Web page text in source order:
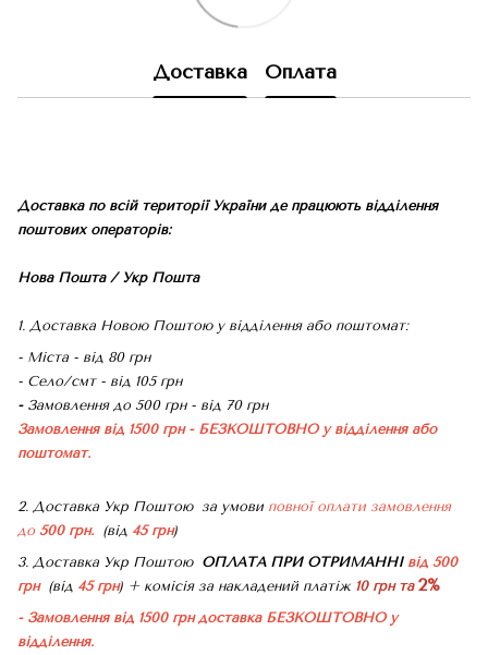
Доставка Оплата
Доставка по всій території України де працюють відділення
поштових операторів:
Нова Пошта / Укр Пошта
1. Доставка Новою Поштою у відділення або поштомат:
- Міста - від 80 грн
- Село/смт - від 105 грн
-Замовлення до 500 грн - від 70 грн
Замовлення від 1500 грн - БЕЗКОШТОВНО у відділення або
поштомат.
2. Доставка Укр Поштою за умови повної оплати замовлення
до 500 грн. (від 45 грн)
3. Доставка Укр ПоштоюОПЛАТА ПРИ ОТРИМАННІ від 500
грн (від 45 грн) + комісія за накладений платіж 10 грн та 2%
- Замовлення від 1500 грн доставка БЕЗКОШТОВНО у
відділення.